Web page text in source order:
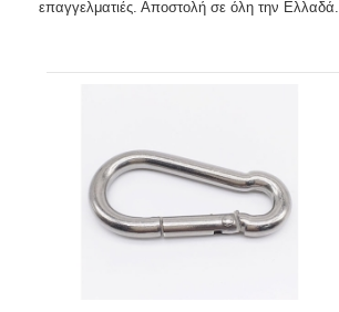
επαγγελματιές. Αποστολή σε όλη την Ελλαδά.